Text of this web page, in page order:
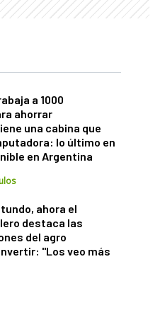
a 1000
ahorrar
una cabina que
lo último en
en Argentina
ahora el
destaca las
del agro
"Los veo más